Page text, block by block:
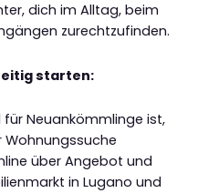
dich im Alltag, beim
zurechtzufinden.
starten:
für Neuankömmlinge ist,
über Angebot und
in Lugano und